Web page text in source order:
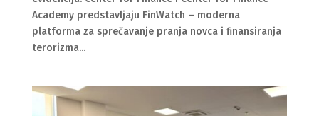
Academy predstavljaju FinWatch – moderna
platforma za sprečavanje pranja novca i finansiranja
terorizma...